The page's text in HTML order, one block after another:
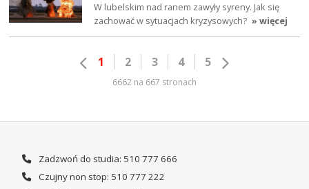
W lubelskim nad ranem zawyły syreny. Jak się
zachować w sytuacjach kryzysowych? » więcej
1 2 3 4 5
6662 na 667 stronach
Zadzwoń do studia: 510 777 666
Czujny non stop: 510 777 222